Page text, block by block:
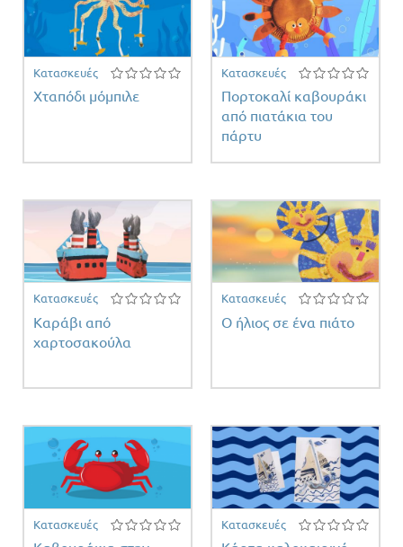
Κατασκευές
Χταπόδι μόμπιλε
Κατασκευές
Πορτοκαλί καβουράκι
από πιατάκια του
πάρτυ
Κατασκευές
Καράβι από
χαρτοσακούλα
Κατασκευές
Ο ήλιος σε ένα πιάτο
Κατασκευές Κατασκευές